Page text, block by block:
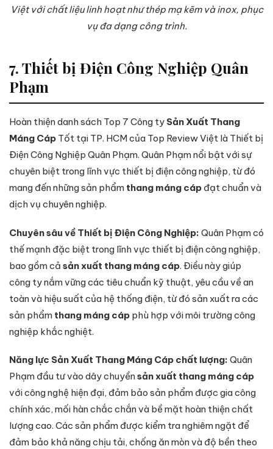
Việt với chất liệu linh hoạt như thép mạ kẽm và inox, phục
vụ đa dạng công trình.
7. Thiết bị Điện Công Nghiệp Quân
Phạm
Hoàn thiện danh sách Top 7 Công ty Sản Xuất Thang
Máng Cáp Tốt tại TP. HCM của Top Review Việt là Thiết bị
Điện Công Nghiệp Quân Phạm. Quân Phạm nổi bật với sự
chuyên biệt trong lĩnh vực thiết bị điện công nghiệp, từ đó
mang đến những sản phẩm thang máng cáp đạt chuẩn và
dịch vụ chuyên nghiệp.
Chuyên sâu về Thiết bị Điện Công Nghiệp: Quân Phạm có
thế mạnh đặc biệt trong lĩnh vực thiết bị điện công nghiệp,
bao gồm cả sản xuất thang máng cáp. Điều này giúp
công ty nắm vững các tiêu chuẩn kỹ thuật, yêu cầu về an
toàn và hiệu suất của hệ thống điện, từ đó sản xuất ra các
sản phẩm thang máng cáp phù hợp với môi trường công
nghiệp khắc nghiệt.
Năng lực Sản Xuất Thang Máng Cáp chất lượng: Quân
Phạm đầu tư vào dây chuyềnsản xuất thang máng cáp
với công nghệ hiện đại, đảm bảo sản phẩm được gia công
chính xác, mối hàn chắc chắn và bề mặt hoàn thiện chất
lượng cao. Các sản phẩm được kiểm tra nghiêm ngặt để
đảm bảo khả năng chịu tải, chống ăn mòn và độ bền theo